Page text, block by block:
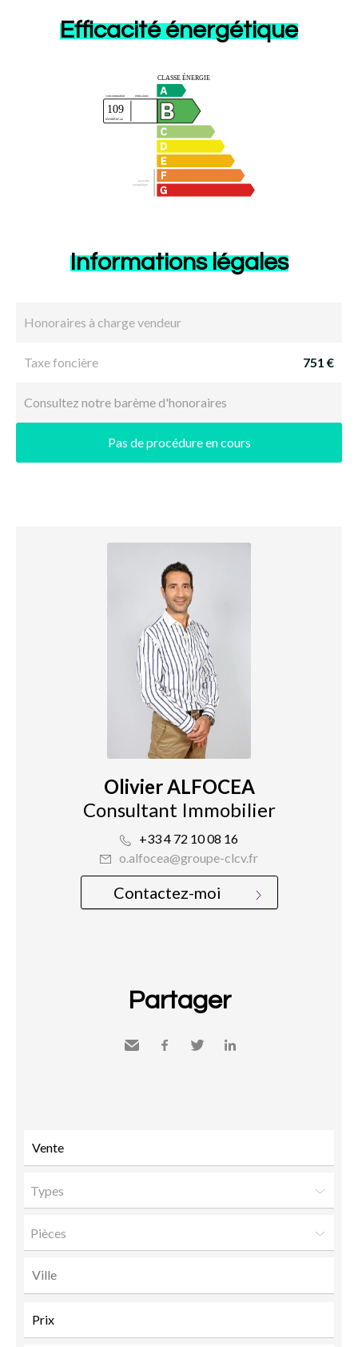
Efficacité énergétique
Informations légales
Honoraires à charge vendeur
Taxe foncière 751 €
Consultez notre barème d'honoraires
Pas de procédure en cours
Olivier ALFOCEA
Consultant Immobilier
+33 4 72 10 08 16
o.alfocea@groupe-clcv.fr
Contactez-moi
Partager
Types
Pièces